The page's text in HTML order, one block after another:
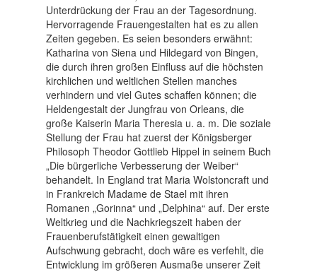
Unterdrückung der Frau an der Tagesordnung.
Hervorragende Frauengestalten hat es zu allen
Zeiten gegeben. Es seien besonders erwähnt:
Katharina von Siena und Hildegard von Bingen,
die durch ihren großen Einfluss auf die höchsten
kirchlichen und weltlichen Stellen manches
verhindern und viel Gutes schaffen können; die
Heldengestalt der Jungfrau von Orleans, die
große Kaiserin Maria Theresia u. a. m. Die soziale
Stellung der Frau hat zuerst der Königsberger
Philosoph Theodor Gottlieb Hippel in seinem Buch
„Die bürgerliche Verbesserung der Weiber“
behandelt. In England trat Maria Wolstoncraft und
in Frankreich Madame de Stael mit ihren
Romanen „Gorinna“ und „Delphina“ auf. Der erste
Weltkrieg und die Nachkriegszeit haben der
Frauenberufstätigkeit einen gewaltigen
Aufschwung gebracht, doch wäre es verfehlt, die
Entwicklung im größeren Ausmaße unserer Zeit